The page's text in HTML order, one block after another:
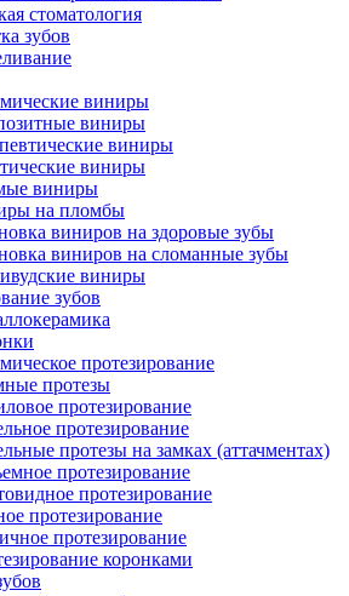
стоматология
зубов
виниры
виниры
виниры
виниры
виниры
на пломбы
виниров на здоровые зубы
виниров на сломанные зубы
виниры
зубов
протезирование
протезы
протезирование
протезирование
протезы на замках (аттачментах)
протезирование
протезирование
протезирование
протезирование
коронками